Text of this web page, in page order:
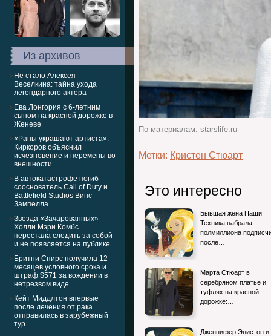
Из архивов
Не стало Алексея
Веселкина: тайна ухода
легендарного актера
Ева Лонгория с 6-летним
сыном на красной дорожке в
Женеве
«Раны украшают артиста»:
Киркоров объяснил
исчезновение и перемены во
внешности
В автокатастрофе погиб
сооснователь Call of Duty и
Battlefield Studios Винс
Зампелла
Звезда «Зачарованных»
Холли Мэри Комбс
перестала следить за собой
и не появляется на публике
Бритни Спирс получила 12
месяцев условного срока и
штраф $571 за вождении в
нетрезвом виде
Кейт Миддлтон впервые
после лечения от рака
отправилась в зарубежный
тур
По материалам: starslife.ru
Метки: Кристен Стюарт
Это интересно
Бывшая жена Паши
Техника набрала
полмиллиона
после…
Марта Стюарт в
серебряном платье и
туфлях на красной
дорожке:…
Дженнифер Энистон и